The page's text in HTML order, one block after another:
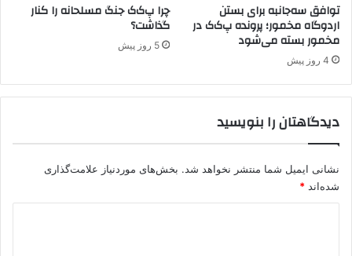
توافق سه‌جانبه برای بستن
اردوگاه مخمور؛ پرونده پ‌ک‌ک در
مخمور بسته می‌شود
4 روز پیش
چرا پ‌ک‌ک جنگ مسلحانه را کنار
گذاشت؟
5 روز پیش
دیدگاهتان را بنویسید
نشانی ایمیل شما منتشر نخواهد شد. بخش‌های موردنیاز علامت‌گذاری
شده‌اند *